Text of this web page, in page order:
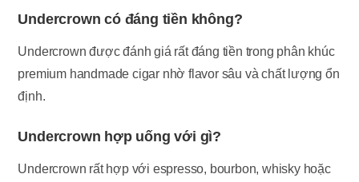
Undercrown có đáng tiền không?
Undercrown được đánh giá rất đáng tiền trong phân khúc
premium handmade cigar nhờ flavor sâu và chất lượng ổn
định.
Undercrown hợp uống với gì?
Undercrown rất hợp với espresso, bourbon, whisky hoặc